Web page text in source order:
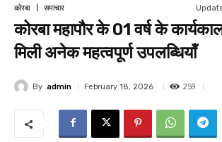
कोरबा समाचार
कोरबा महापौर के 01 वर्ष के
मिली अनेक महत्वपूर्ण उपलब्धियॉं
By admin February 18, 2026 259